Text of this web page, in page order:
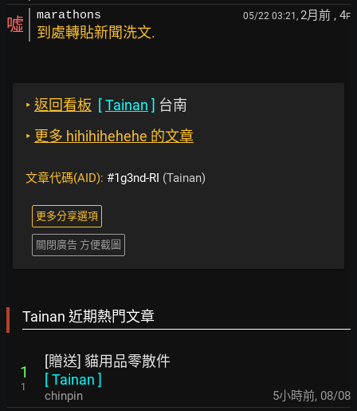
噓 marathons 05/22 03:21, 2月前 , 4F
到處轉貼新聞洗文.
‣ 返回看板 [Tainan ] 台南
‣ 更多 hihihihehehe 的文章
文章代碼(AID): #1g3nd-RI (Tainan)
更多分享選項
關閉廣告 方便截圖
Tainan 近期熱門文章
1
1
[贈送] 貓用品零散件
[Tainan ]
chinpin 5小時前, 08/08